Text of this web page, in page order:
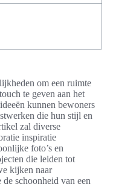
om een ruimte
te geven aan het
kunnen bewoners
die hun stijl en
zal diverse
inspiratie
foto’s en
die leiden tot
kijken naar
schoonheid van een